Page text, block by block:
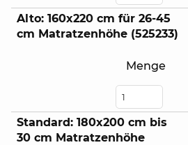
Alto: 160x220 cm für 26-45
cm Matratzenhöhe (525233)
Menge
Standard: 180x200 cm bis
30 cm Matratzenhöhe